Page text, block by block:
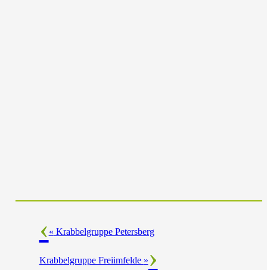
« Krabbelgruppe Petersberg
Krabbelgruppe Freiimfelde »